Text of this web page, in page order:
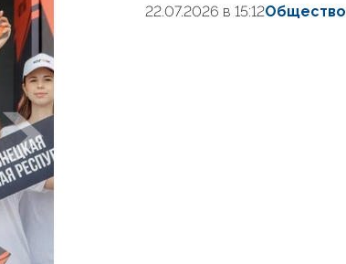
22.07.2026 в 15:12Общество